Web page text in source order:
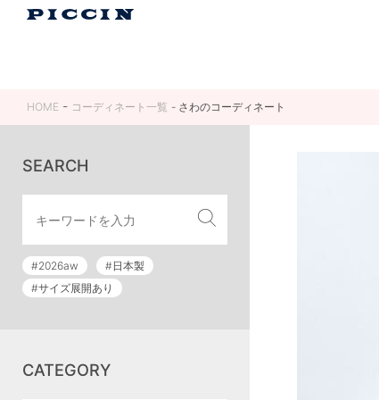
HOME コーディネート一覧 さわのコーディネート
SEARCH
#2026aw
#日本製
#サイズ展開あり
CATEGORY